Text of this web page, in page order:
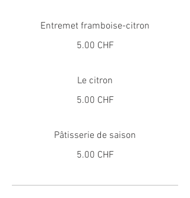
Entremet framboise-citron
5.00 CHF
Le citron
5.00 CHF
Pâtisserie de saison
5.00 CHF